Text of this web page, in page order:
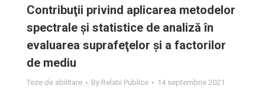
Contribuţii privind aplicarea metodelor
spectrale şi statistice de analiză în
evaluarea suprafeţelor şi a factorilor
de mediu
Teze de abilitare By Relatii Publice 14 septembrie 2021